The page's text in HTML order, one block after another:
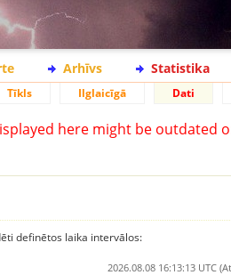
Arhīvs Statistika
Tīkls Ilglaicīgā Dati
here might be outdated
definētos laika intervālos:
2026.08.08 16:13:13 UTC